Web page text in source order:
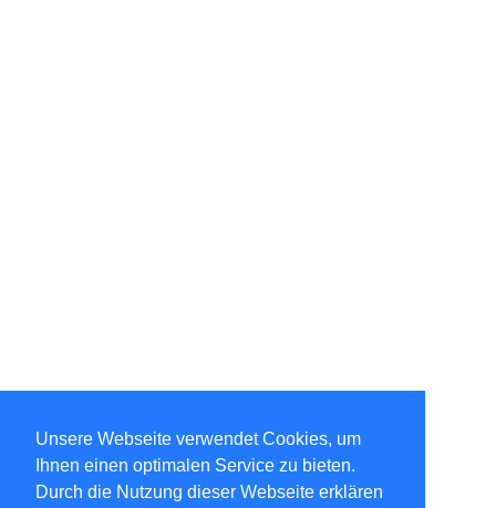
Unsere Webseite verwendet Cookies, um
Ihnen einen optimalen Service zu bieten.
Durch die Nutzung dieser Webseite erklären